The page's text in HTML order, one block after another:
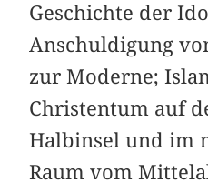
Geschichte der
Anschuldigung
zur Moderne;
Christentum auf
Halbinsel und im
Raum vom